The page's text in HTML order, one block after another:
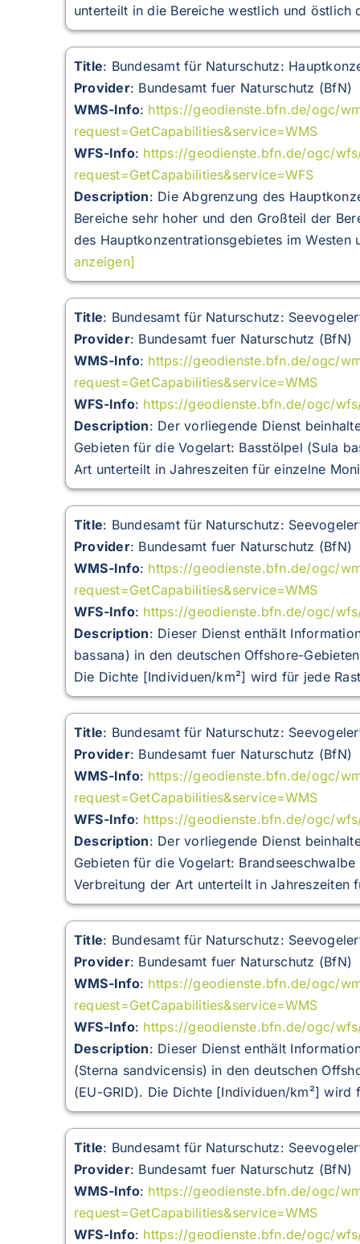
unterteilt in die Bereiche westlich und östlich
Title: Bundesamt für Naturschutz:
Provider: Bundesamt fuer Naturschutz (BfN)
WMS-Info: https://geodienste.bfn.de/ogc/
request=GetCapabilities&service=WMS
WFS-Info: https://geodienste.bfn.de/ogc/
request=GetCapabilities&service=WFS
Description: Die Abgrenzung des
Bereiche sehr hoher und den Großteil der
des Hauptkonzentrationsgebietes im
anzeigen]
Title: Bundesamt für Naturschutz:
Provider: Bundesamt fuer Naturschutz (BfN)
WMS-Info: https://geodienste.bfn.de/ogc/
request=GetCapabilities&service=WMS
WFS-Info: https://geodienste.bfn.de/ogc/
Description: Der vorliegende Dienst
Gebieten für die Vogelart: Basstölpel (Sula
Art unterteilt in Jahreszeiten für einzelne
Title: Bundesamt für Naturschutz:
Provider: Bundesamt fuer Naturschutz (BfN)
WMS-Info: https://geodienste.bfn.de/ogc/
request=GetCapabilities&service=WMS
WFS-Info: https://geodienste.bfn.de/ogc/
Description: Dieser Dienst enthält
bassana) in den deutschen Offshore-
Die Dichte [Individuen/km²] wird für jede
Title: Bundesamt für Naturschutz:
Provider: Bundesamt fuer Naturschutz (BfN)
WMS-Info: https://geodienste.bfn.de/ogc/
request=GetCapabilities&service=WMS
WFS-Info: https://geodienste.bfn.de/ogc/
Description: Der vorliegende Dienst
Gebieten für die Vogelart:
Verbreitung der Art unterteilt in
Title: Bundesamt für Naturschutz:
Provider: Bundesamt fuer Naturschutz (BfN)
WMS-Info: https://geodienste.bfn.de/ogc/
request=GetCapabilities&service=WMS
WFS-Info: https://geodienste.bfn.de/ogc/
Description: Dieser Dienst enthält
(Sterna sandvicensis) in den deutschen
(EU-GRID). Die Dichte [Individuen/km²]
Title: Bundesamt für Naturschutz:
Provider: Bundesamt fuer Naturschutz (BfN)
WMS-Info: https://geodienste.bfn.de/ogc/
request=GetCapabilities&service=WMS
WFS-Info: https://geodienste.bfn.de/ogc/